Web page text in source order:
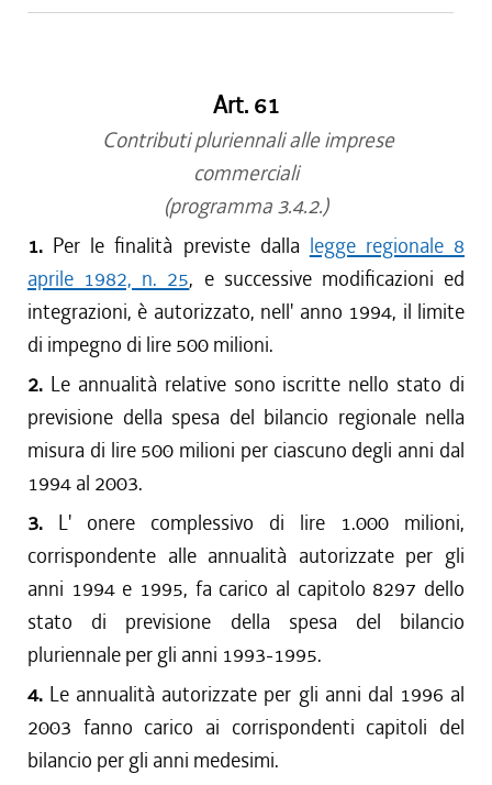
Art. 61
Contributi pluriennali alle imprese
commerciali
(programma 3.4.2.)
1. Per le finalità previste dalla legge regionale 8
aprile 1982, n. 25, e successive modificazioni ed
integrazioni, è autorizzato, nell' anno 1994, il limite
di impegno di lire 500 milioni.
2. Le annualità relative sono iscritte nello stato di
previsione della spesa del bilancio regionale nella
misura di lire 500 milioni per ciascuno degli anni dal
1994 al 2003.
3. L' onere complessivo di lire 1.000 milioni,
corrispondente alle annualità autorizzate per gli
anni 1994 e 1995, fa carico al capitolo 8297 dello
stato di previsione della spesa del bilancio
pluriennale per gli anni 1993-1995.
4. Le annualità autorizzate per gli anni dal 1996 al
2003 fanno carico ai corrispondenti capitoli del
bilancio per gli anni medesimi.